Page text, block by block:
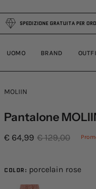
sconto SPEDIZIONE
UOMO BRAND
MOLIIN
Pantalone
€ 64,99 € 129,00
COLOR: porcelain rose